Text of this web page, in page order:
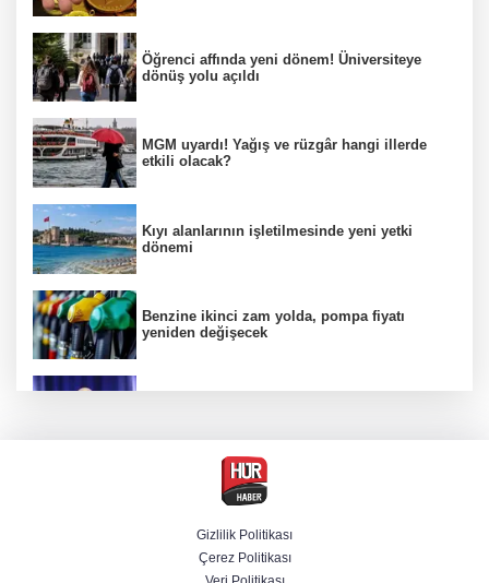
Öğrenci affında yeni dönem! Üniversiteye
dönüş yolu açıldı
MGM uyardı! Yağış ve rüzgâr hangi illerde
etkili olacak?
Kıyı alanlarının işletilmesinde yeni yetki
dönemi
Benzine ikinci zam yolda, pompa fiyatı
yeniden değişecek
Başsavcılıktan Muzaffer Şirin hakkında
gözaltı talimatı
Bakan Uraloğlu açıkladı: Türkiye’nin 7 aylık
Gizlilik Politikası
Çerez Politikası